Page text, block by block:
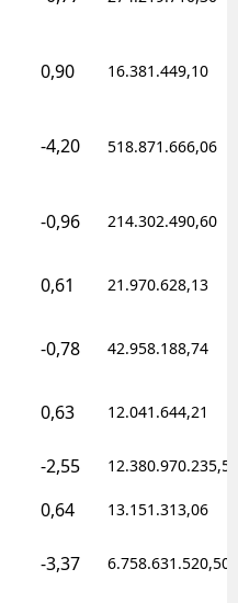
0,90 16.381.449,10
-4,20 518.871.666,06
-0,96 214.302.490,60
0,61 21.970.628,13
-0,78 42.958.188,74
0,63 12.041.644,21
-2,55 12.380.970.235,50
0,64 13.151.313,06
-3,37 6.758.631.520,50